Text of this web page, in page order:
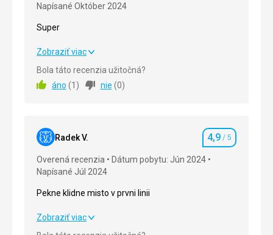
Napísané Október 2024
Super
Super
Strava
Služby 5,0/ 5
Cena
Zobraziť viac
Bola táto recenzia užitočná?
áno (1 ) nie (0)
Radek V. Hodnotenie
4,9 / 5
Overená recenzia
Dátum pobytu: Jún 2024
Napísané Júl 2024
Pekne klidne misto v prvni linii
Pekne klidne misto v prvni linii
Zobraziť viac